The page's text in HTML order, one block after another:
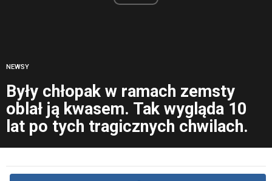
NEWSY
Były chłopak w ramach zemsty
oblał ją kwasem. Tak wygląda 10
lat po tych tragicznych chwilach.